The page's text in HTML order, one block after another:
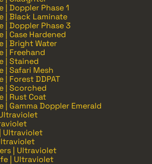
Doppler Phase 1
Black Laminate
Doppler Phase 3
Case Hardened
| Bright Water
Freehand
| Stained
Safari Mesh
Forest DDPAT
| Scorched
Rust Coat
Gamma Doppler Emerald
Ultraviolet
| Ultraviolet
| Ultraviolet